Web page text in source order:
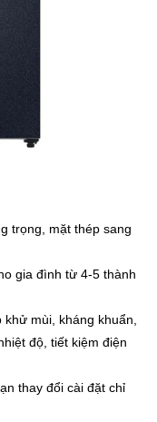
trọng, mặt thép sang
gia đình từ 4-5 thành
khử mùi, kháng khuẩn,
độ, tiết kiệm điện
thay đổi cài đặt chỉ